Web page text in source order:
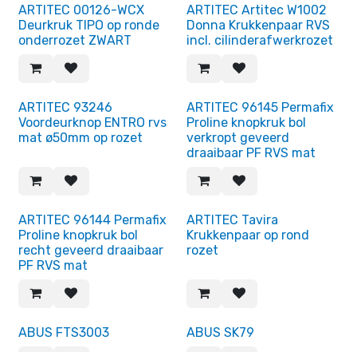
ARTITEC 00126-WCX
Deurkruk TIPO op ronde
onderrozet ZWART
ARTITEC Artitec W1002
Donna Krukkenpaar RVS
incl. cilinderafwerkrozet
ARTITEC 93246
Voordeurknop ENTRO rvs
mat ø50mm op rozet
Einde reeks!
ARTITEC 96145 Permafix
Proline knopkruk bol
verkropt geveerd
draaibaar PF RVS mat
Einde reeks!
ARTITEC 96144 Permafix
Proline knopkruk bol
recht geveerd draaibaar
PF RVS mat
ARTITEC Tavira
Krukkenpaar op rond
rozet
ABUS FTS3003 ABUS SK79